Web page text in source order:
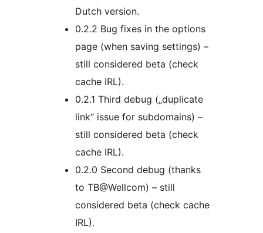
Dutch version.
0.2.2 Bug fixes in the options
page (when saving settings) –
still considered beta (check
cache IRL).
0.2.1 Third debug („duplicate
link“ issue for subdomains) –
still considered beta (check
cache IRL).
0.2.0 Second debug (thanks
to TB@Wellcom) – still
considered beta (check cache
IRL).